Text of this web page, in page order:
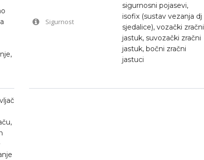
Sigurnost
sigurnosni pojasevi,
isofix (sustav vezanja dj
sjedalice), vozački zračni
jastuk, suvozački zračni
jastuk, bočni zračni
jastuci